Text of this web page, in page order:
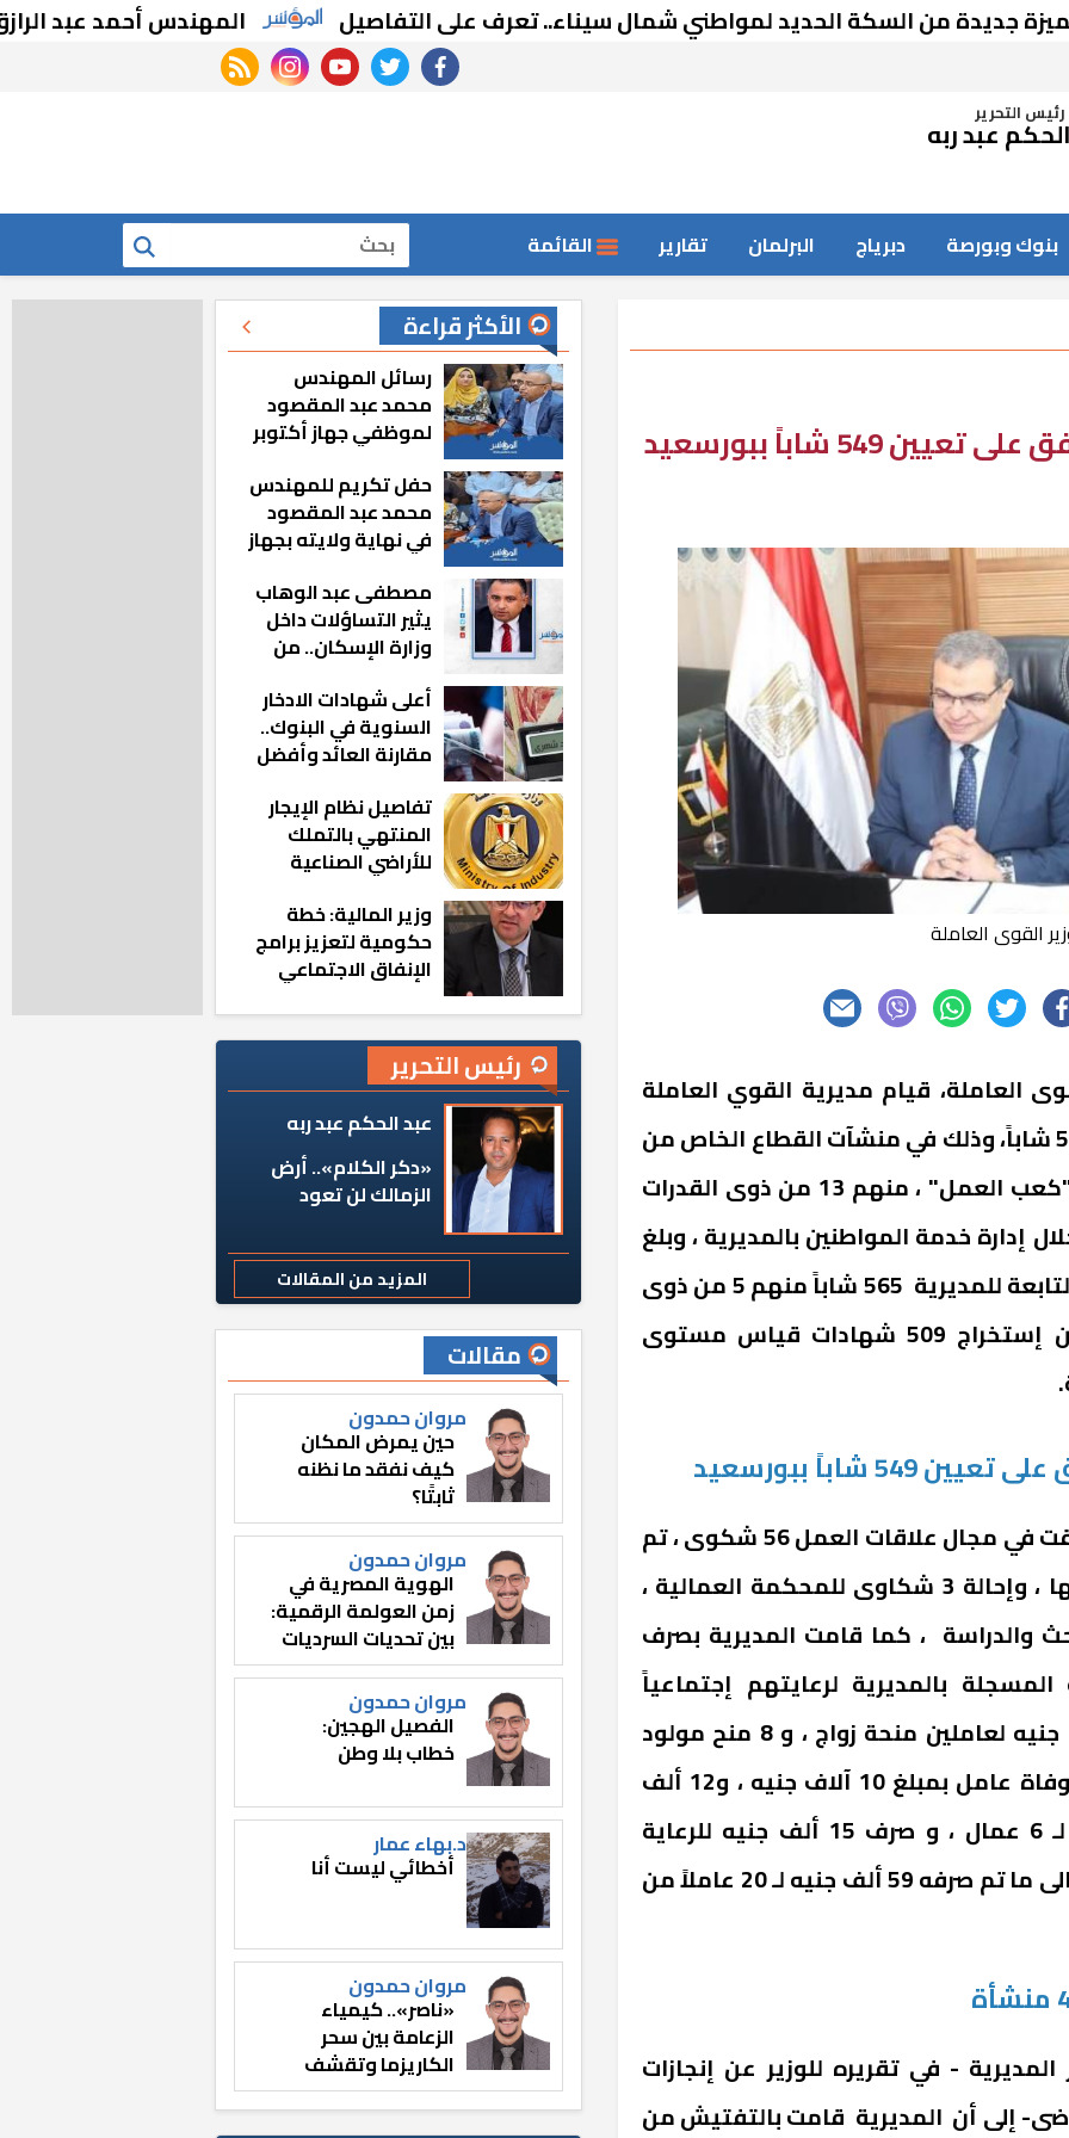
من السكة الحديد لمواطني شمال سيناء.. تعرف على التفاصيل المهندس أحمد عبد الرازق:
facebook
twitter
youtube
instagram
rss feed
رئيس التحريرعبد ربه
بنوك وبورصة دبرياج البرلمان تقارير القائمة بحث
549 شاباً ببورسعيد
القوى العاملة
العاملة، قيام مديرية القوي العاملة
بمحافظة بورسعيد بتعيين 549 شاباً، وذلك في منشآت القطاع الخاص من
خلال شهادات القيد المرتدة "كعب العمل" ، منهم 13 من ذوى القدرات
إدارة خدمة المواطنين بالمديرية ، وبلغ
المسجلين بمكاتب التشغيل التابعة للمديرية 565 شاباً منهم 5 من ذوى
الإحتياجات الخاصة ، فضلاً عن إستخراج 509 شهادات قياس مستوى
شاباً ببورسعيد
وأضاف الوزير، أن المديرية تلقت في مجال علاقات العمل 56 شكوى ، تم
تسوية شكوي، وحفظ 13 منها ، وإحالة 3 شكاوى للمحكمة العمالية ،
البحث والدراسة ، كما قامت المديرية بصرف
بالمديرية لرعايتهم إجتماعياً
وصحياً ، حيث تم صرف 6 آلاف جنيه لعاملين منحة زواج ، و 8 منح مولود
بمبلغ 16 ألف جنيه ، ومنحة وفاة عامل بمبلغ 10 آلاف جنيه ، و12 ألف
جنيه منح وفاة لأحد الأقارب لـ 6 عمال ، و صرف 15 ألف جنيه للرعاية
الصحية لـ 3 عمال ، ليصل إجمالى ما تم صرفه 59 ألف جنيه لـ 20 عاملاً من
- في تقريره للوزير عن إنجازات
إلى أن المديرية قامت بالتفتيش من
الأكثر قراءة
رسائل المهندس
محمد عبد المقصود
لموظفي جهاز أكتوبر
مشيت والمدينة
رجعت للخلف»
حفل تكريم للمهندس
محمد عبد المقصود
في نهاية ولايته بجهاز
مصطفى عبد الوهاب
يثير التساؤلات داخل
وزارة الإسكان.. من
المناصب؟
أعلى شهادات الادخار
السنوية في البنوك..
مقارنة العائد وأفضل
تفاصيل نظام الإيجار
المنتهي بالتملك
للأراضي الصناعية
وزير المالية: خطة
حكومية لتعزيز برامج
الإنفاق الاجتماعي
رئيس التحرير
عبد الحكم عبد ربه
«دكر الكلام».. أرض
الزمالك لن تعود
المزيد من المقالات
مقالات
مروان حمدون
حين يمرض المكان
كيف نفقد ما نظنه
ثابتًا؟
مروان حمدون
الهوية المصرية في
زمن العولمة الرقمية:
بين تحديات السرديات
وصناعة الوعي
مروان حمدون
الفصيل الهجين:
خطاب بلا وطن
د.بهاء عمار
أخطائي ليست أنا
مروان حمدون
«ناصر».. كيمياء
الزعامة بين سحر
الكاريزما وتقشف
الثائر